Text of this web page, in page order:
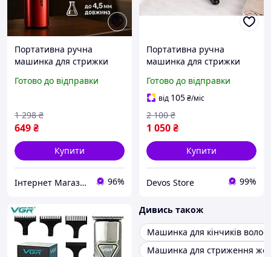
Портативна ручна
машинка для стрижки
Тример бездротовий,
акб YV-87
Готово до відправки
649₴
1 298 ₴
Купити
Інтернет Магазин "Tano" 96%
Портативна ручна
машинка для стрижки
для волосся
(Акум+мережа), DVS
Готово до відправки
від 105₴/міс
1 050₴
2 100 ₴
Купити
Devos Store 99%
Дивись також
Машинка для кінчиків
Машинка для стриження